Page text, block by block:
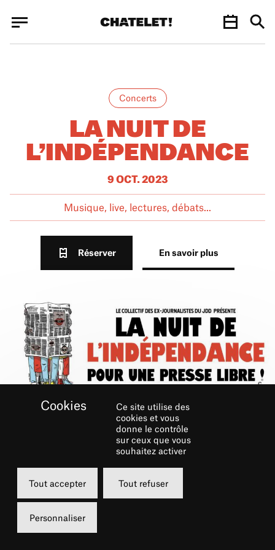
Concerts
LA NUIT DE
L’INDÉPENDANCE
9 OCT. 2023
Musique, live, lectures, débats...
Réserver En savoir plus
Lundi
09 octobre 2023
20h30
Ce site utilise des
cookies et vous
donne le contrôle
sur ceux que vous
souhaitez activer
Tout accepter Tout refuser
Personnaliser